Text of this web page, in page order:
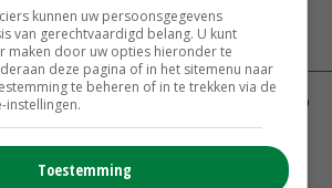
MEER MARKTPRIJZEN
en El Niño stuwen voedselprijzen op
15:04
kunnen uw persoonsgegevens
van gerechtvaardigd belang. U kunt
maken door uw opties hieronder te
deze pagina of in het sitemenu naar
te beheren of in te trekken via de
instellingen.
Toestemming